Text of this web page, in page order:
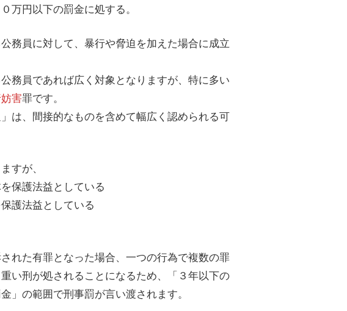
万円以下の罰金に処する。
務員に対して、暴行や脅迫を加えた場合に成立
務員であれば広く対象となりますが、特に多い
害罪です。
は、間接的なものを含めて幅広く認められる可
すが、
護法益としている
護法益としている
れた有罪となった場合、一つの行為で複数の罪
い刑が処されることになるため、「３年以下の
」の範囲で刑事罰が言い渡されます。